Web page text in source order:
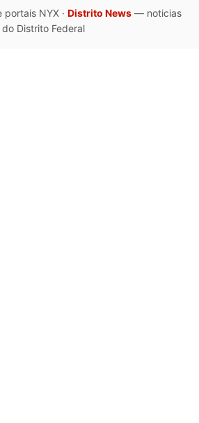
NYX · Distrito News— noticias
do Distrito Federal